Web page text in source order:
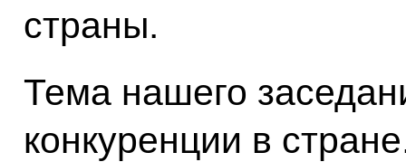
страны.
Тема нашего
конкуренции в